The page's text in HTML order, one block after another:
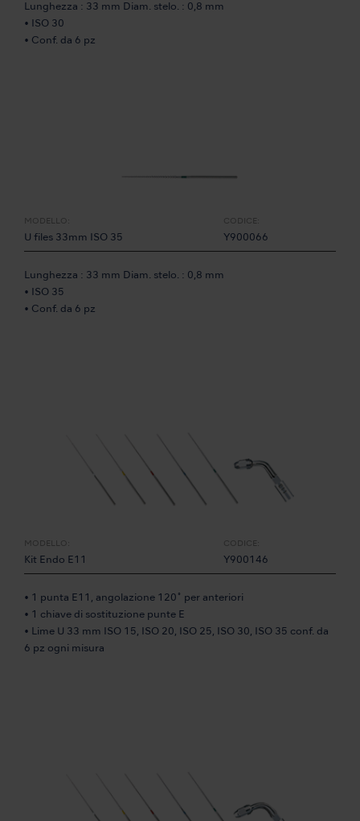
Lunghezza : 33 mm Diam. stelo. : 0,8 mm
• ISO 30
• Conf. da 6 pz
MODELLO:
U files 33mm ISO 35
CODICE:
Y900066
Lunghezza : 33 mm Diam. stelo. : 0,8 mm
• ISO 35
• Conf. da 6 pz
MODELLO:
Kit Endo E11
CODICE:
Y900146
• 1 punta E11, angolazione 120˚ per anteriori
• 1 chiave di sostituzione punte E
• Lime U 33 mm ISO 15, ISO 20, ISO 25, ISO 30, ISO 35 conf. da
6 pz ogni misura